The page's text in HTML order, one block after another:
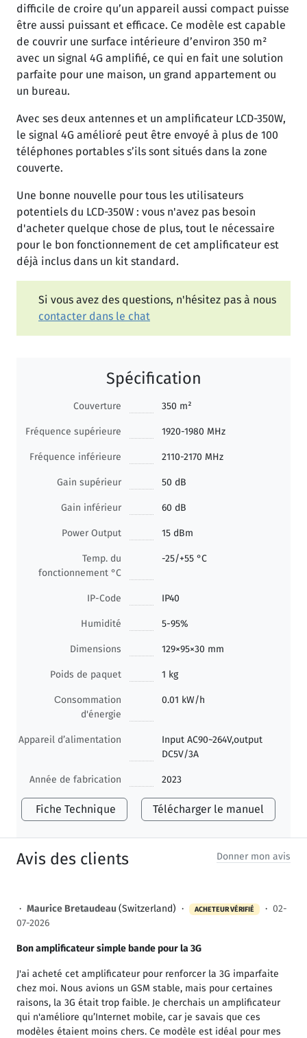
difficile de croire qu’un appareil aussi compact puisse
être aussi puissant et efficace. Ce modèle est capable
de couvrir une surface intérieure d’environ 350 m²
avec un signal 4G amplifié, ce qui en fait une solution
parfaite pour une maison, un grand appartement ou
un bureau.
Avec ses deux antennes et un amplificateur LCD-350W,
le signal 4G amélioré peut être envoyé à plus de 100
téléphones portables s’ils sont situés dans la zone
couverte.
Une bonne nouvelle pour tous les utilisateurs
potentiels du LCD-350W : vous n'avez pas besoin
d'acheter quelque chose de plus, tout le nécessaire
pour le bon fonctionnement de cet amplificateur est
déjà inclus dans un kit standard.
Si vous avez des questions, n'hésitez pas à nous
contacter dans le chat
Spécification
Couverture 350 m²
Fréquence supérieure 1920-1980 MHz
Fréquence inférieure 2110-2170 MHz
Gain supérieur 50 dB
Gain inférieur 60 dB
Power Output 15 dBm
Temp. du
fonctionnement °C
-25/+55 °C
IP-Code IP40
Humidité 5-95%
Dimensions 129×95×30 mm
Poids de paquet 1 kg
Сonsommation
d'énergie
0.01 kW/h
Appareil d’alimentation
Input AC90~264V,output
DC5V/3A
Année de fabrication 2023
Fiche Technique Télécharger le manuel
Avis des clients Donner mon avis
· Maurice Bretaudeau(Switzerland) · ACHETEUR VÉRIFIÉ · 02-
07-2026
Bon amplificateur simple bande pour la 3G
J'ai acheté cet amplificateur pour renforcer la 3G imparfaite
chez moi. Nous avions un GSM stable, mais pour certaines
raisons, la 3G était trop faible. Je cherchais un amplificateur
qui n'améliore qu’Internet mobile, car je savais que ces
modèles étaient moins chers. Ce modèle est idéal pour mes